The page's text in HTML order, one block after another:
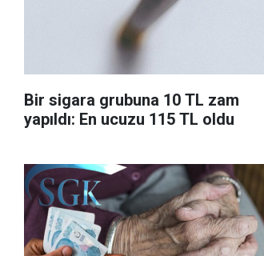
Bir sigara grubuna 10 TL zam
yapıldı: En ucuzu 115 TL oldu